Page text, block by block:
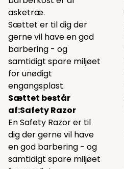
asketræ.
Sættet er til dig der
gerne vil have en god
barbering - og
samtidigt spare miljøet
for unødigt
engangsplast.
Sættet består
af:Safety Razor
En Safety Razor er til
dig der gerne vil have
en god barbering - og
samtidigt spare miljøet